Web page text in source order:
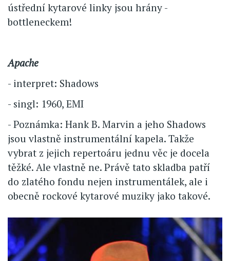
ústřední kytarové linky jsou hrány -
bottleneckem!
Apache
- interpret: Shadows
- singl: 1960, EMI
- Poznámka: Hank B. Marvin a jeho Shadows
jsou vlastně instrumentální kapela. Takže
vybrat z jejich repertoáru jednu věc je docela
těžké. Ale vlastně ne. Právě tato skladba patří
do zlatého fondu nejen instrumentálek, ale i
obecně rockové kytarové muziky jako takové.